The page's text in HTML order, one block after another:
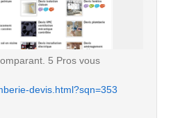
5 Pros vous
devis.html?sqn=353